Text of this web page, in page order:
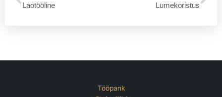
Laotööline Lumekoristus
Tööpank